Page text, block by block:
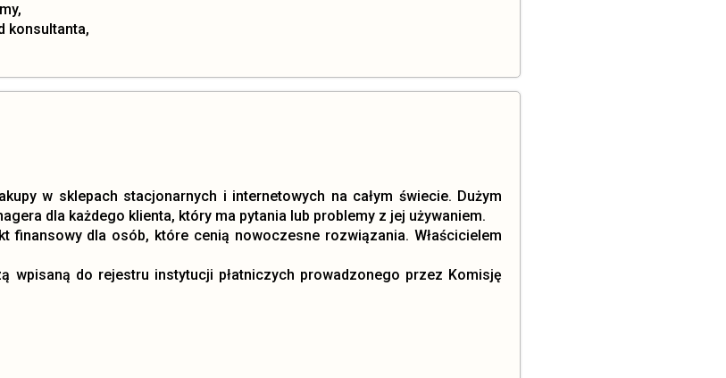
konsultanta,
w sklepach stacjonarnych i internetowych na całym świecie. Dużym
dla każdego klienta, który ma pytania lub problemy z jej używaniem.
finansowy dla osób, które cenią nowoczesne rozwiązania. Właścicielem
wpisaną do rejestru instytucji płatniczych prowadzonego przez Komisję